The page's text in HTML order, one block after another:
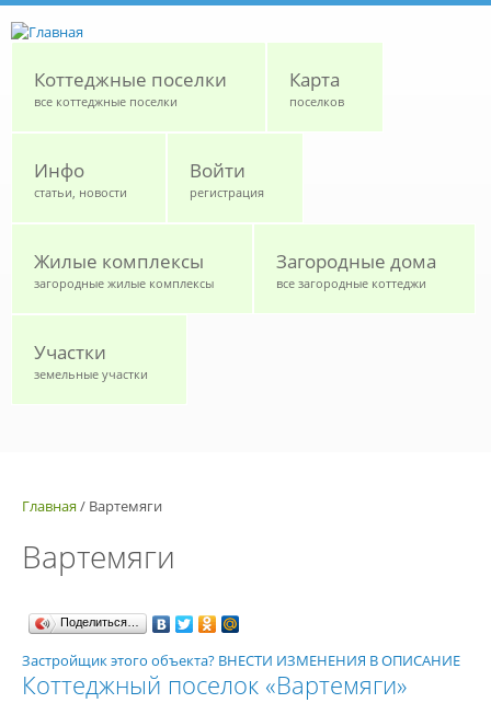
Коттеджные поселки
все коттеджные поселки
Карта
поселков
Инфо
статьи, новости
Войти
регистрация
Жилые комплексы
загородные жилые комплексы
Загородные дома
все загородные коттеджи
Участки
земельные участки
Главная / Вартемяги
Вартемяги
Поделиться…
Застройщик этого объекта? ВНЕСТИ ИЗМЕНЕНИЯ В ОПИСАНИЕ
Коттеджный поселок «Вартемяги»